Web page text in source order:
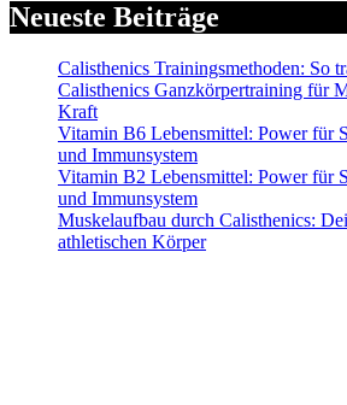
Neueste Beiträge
Calisthenics Trainingsmethoden: So
Calisthenics Ganzkörpertraining für
Kraft
Vitamin B6 Lebensmittel: Power für
und Immunsystem
Vitamin B2 Lebensmittel: Power für
und Immunsystem
Muskelaufbau durch Calisthenics:
athletischen Körper